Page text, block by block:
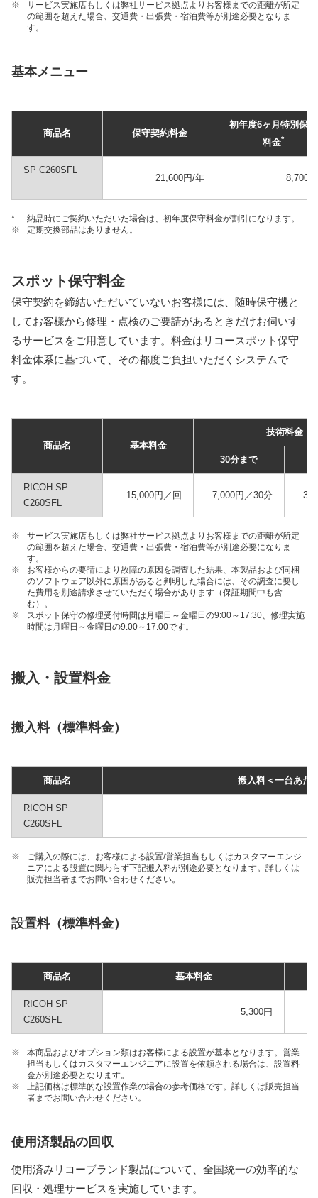
※
サービス実施店もしくは弊社サービス拠点よりお客様までの距離が所定
の範囲を超えた場合、交通費・出張費・宿泊費等が別途必要となりま
す。
基本メニュー
商品名 保守契約料金
初年度6ヶ月特別保守
料金*
SP C260SFL
21,600円/年 8,700円
*
納品時にご契約いただいた場合は、初年度保守料金が割引になります。
※
定期交換部品はありません。
スポット保守料金
保守契約を締結いただいていないお客様には、随時保守機と
してお客様から修理・点検のご要請があるときだけお伺いす
るサービスをご用意しています。料金はリコースポット保守
料金体系に基づいて、その都度ご負担いただくシステムで
す。
商品名 基本料金
技術料金
30分まで
RICOH SP
C260SFL
15,000円／回 7,000円／30分
※
サービス実施店もしくは弊社サービス拠点よりお客様までの距離が所定
の範囲を超えた場合、交通費・出張費・宿泊費等が別途必要になりま
す。
※
お客様からの要請により故障の原因を調査した結果、本製品および同梱
のソフトウェア以外に原因があると判明した場合には、その調査に要し
た費用を別途請求させていただく場合があります（保証期間中も含
む）。
※
スポット保守の修理受付時間は月曜日～金曜日の9:00～17:30、修理実施
時間は月曜日～金曜日の9:00～17:00です。
搬入・設置料金
搬入料（標準料金）
商品名 搬入料＜一台あた
RICOH SP
C260SFL
※
ご購入の際には、お客様による設置/営業担当もしくはカスタマーエンジ
ニアによる設置に関わらず下記搬入料が別途必要となります。詳しくは
販売担当者までお問い合わせください。
設置料（標準料金）
商品名 基本料金
RICOH SP
C260SFL
5,300円
※
本商品およびオプション類はお客様による設置が基本となります。営業
担当もしくはカスタマーエンジニアに設置を依頼される場合は、設置料
金が別途必要となります。
※
上記価格は標準的な設置作業の場合の参考価格です。詳しくは販売担当
者までお問い合わせください。
使用済製品の回収
使用済みリコーブランド製品について、全国統一の効率的な
回収・処理サービスを実施しています。